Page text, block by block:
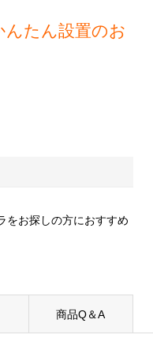
んたん設置のお
をお探しの方におすすめ
商品Q＆A